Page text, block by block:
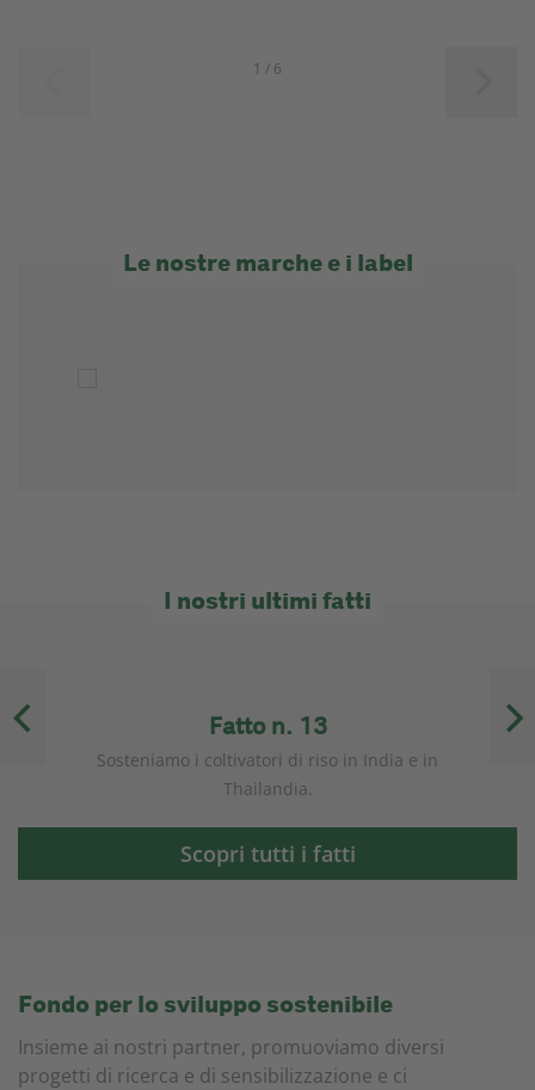
1 / 6
Le nostre marche e i label
I nostri ultimi fatti
Fatto n. 13
Sosteniamo i coltivatori di riso in India e in
Thailandia.
Scopri tutti i fatti
Fondo per lo sviluppo sostenibile
Insieme ai nostri partner, promuoviamo diversi
progetti di ricerca e di sensibilizzazione e ci